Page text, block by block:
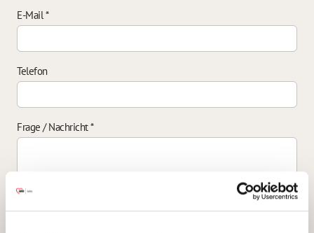
E-Mail*
Telefon
Frage / Nachricht*